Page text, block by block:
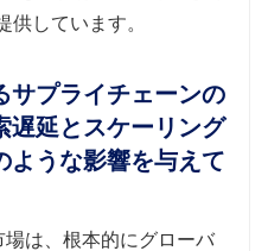
供しています。
サプライチェーンの
遅延とスケーリング
ような影響を与えて
は、根本的にグローバ